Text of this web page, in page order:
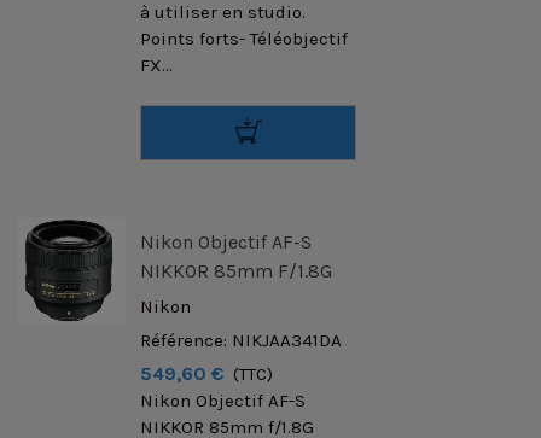
à utiliser en studio.
Points forts- Téléobjectif
FX...
Nikon Objectif AF-S
NIKKOR 85mm F/1.8G
Nikon
Référence: NIKJAA341DA
549,60 € (TTC)
Nikon Objectif AF-S
NIKKOR 85mm f/1.8G